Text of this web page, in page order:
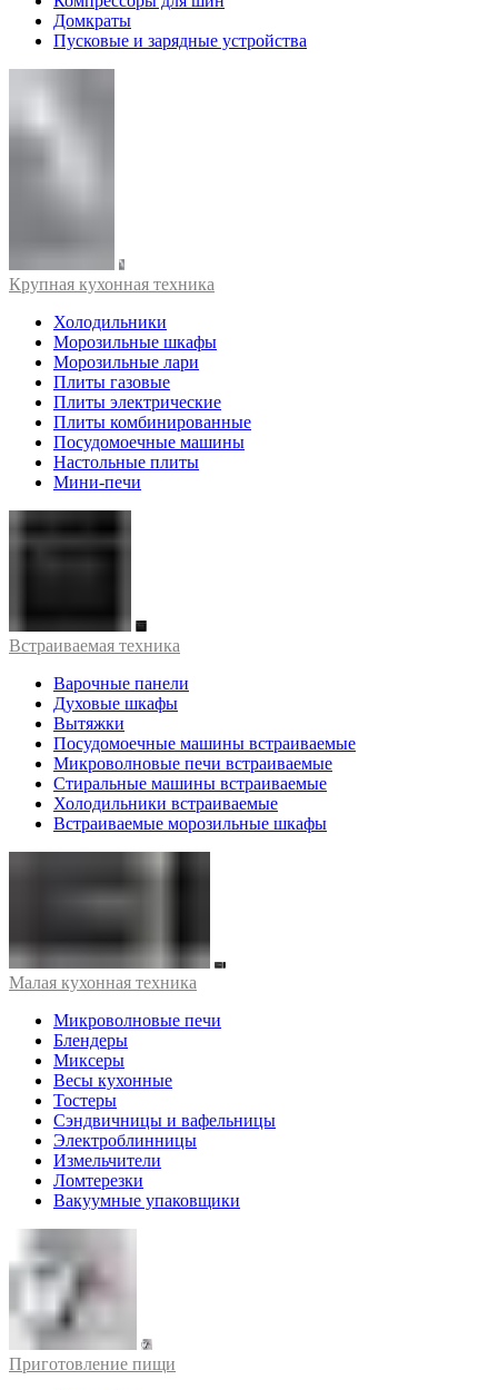
Домкраты
Пусковые и зарядные устройства
Крупная кухонная техника
Холодильники
Морозильные шкафы
Морозильные лари
Плиты газовые
Плиты электрические
Плиты комбинированные
Посудомоечные машины
Настольные плиты
Мини-печи
Встраиваемая техника
Варочные панели
Духовые шкафы
Вытяжки
Посудомоечные машины встраиваемые
Микроволновые печи встраиваемые
Стиральные машины встраиваемые
Холодильники встраиваемые
Встраиваемые морозильные шкафы
Малая кухонная техника
Микроволновые печи
Блендеры
Миксеры
Весы кухонные
Тостеры
Сэндвичницы и вафельницы
Электроблинницы
Измельчители
Ломтерезки
Вакуумные упаковщики
Приготовление пищи